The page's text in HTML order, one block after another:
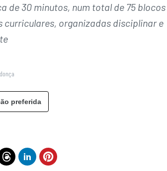
de 30 minutos, num total de 75 blocos
organizadas disciplinar e
preferida